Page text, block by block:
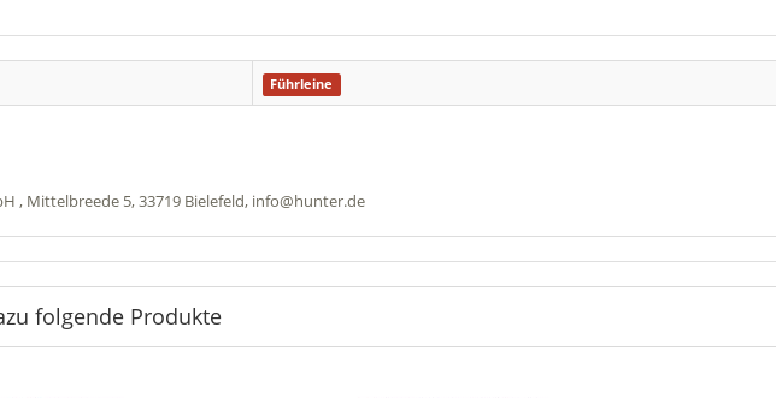
Führleine
, Mittelbreede 5, 33719 Bielefeld, info@hunter.de
folgende Produkte